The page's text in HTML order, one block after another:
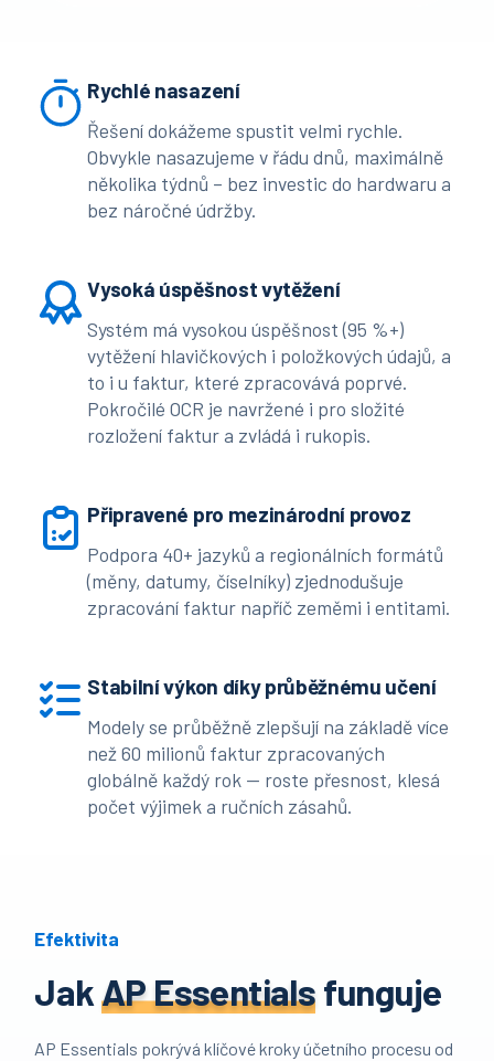
Rychlé nasazení
Řešení dokážeme spustit velmi rychle.
Obvykle nasazujeme v řádu dnů, maximálně
několika týdnů – bez investic do hardwaru a
bez náročné údržby.
Vysoká úspěšnost vytěžení
Systém má vysokou úspěšnost (95 %+)
vytěžení hlavičkových i položkových údajů, a
to i u faktur, které zpracovává poprvé.
Pokročilé OCR je navržené i pro složité
rozložení faktur a zvládá i rukopis.
Připravené pro mezinárodní provoz
Podpora 40+ jazyků a regionálních formátů
(měny, datumy, číselníky) zjednodušuje
zpracování faktur napříč zeměmi i entitami.
Stabilní výkon díky průběžnému učení
Modely se průběžně zlepšují na základě více
než 60 milionů faktur zpracovaných
globálně každý rok — roste přesnost, klesá
počet výjimek a ručních zásahů.
Efektivita
JakAP Essentials funguje
AP Essentials pokrývá klíčové kroky účetního procesu od